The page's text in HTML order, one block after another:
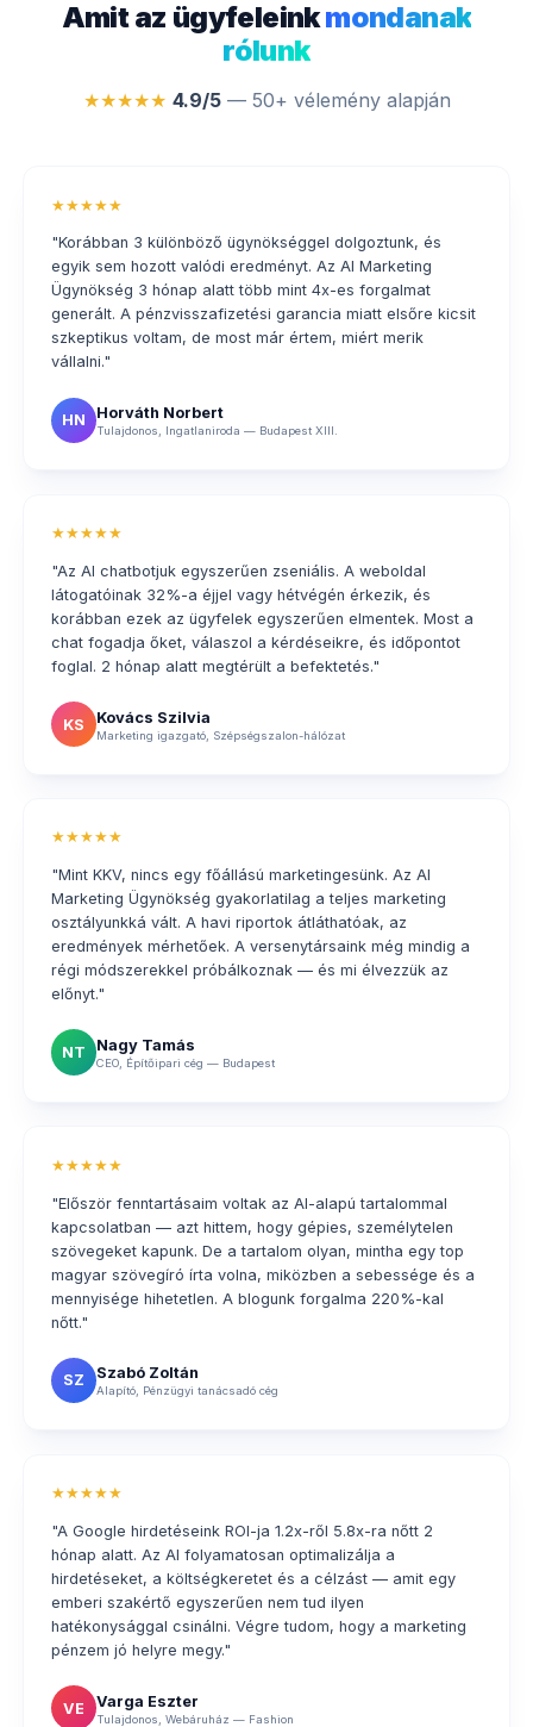
Amit az ügyfeleinkmondanak
rólunk
★★★★★ 4.9/5 — 50+ vélemény alapján
★★★★★
"Korábban 3 különböző ügynökséggel dolgoztunk, és
egyik sem hozott valódi eredményt. Az AI Marketing
Ügynökség 3 hónap alatt több mint 4x-es forgalmat
generált. A pénzvisszafizetési garancia miatt elsőre kicsit
szkeptikus voltam, de most már értem, miért merik
vállalni."
HN Horváth Norbert
Tulajdonos, Ingatlaniroda — Budapest XIII.
★★★★★
"Az AI chatbotjuk egyszerűen zseniális. A weboldal
látogatóinak 32%-a éjjel vagy hétvégén érkezik, és
korábban ezek az ügyfelek egyszerűen elmentek. Most a
chat fogadja őket, válaszol a kérdéseikre, és időpontot
foglal. 2 hónap alatt megtérült a befektetés."
KS Kovács Szilvia
Marketing igazgató, Szépségszalon-hálózat
★★★★★
"Mint KKV, nincs egy főállású marketingesünk. Az AI
Marketing Ügynökség gyakorlatilag a teljes marketing
osztályunkká vált. A havi riportok átláthatóak, az
eredmények mérhetőek. A versenytársaink még mindig a
régi módszerekkel próbálkoznak — és mi élvezzük az
előnyt."
NT Nagy Tamás
CEO, Építőipari cég — Budapest
★★★★★
"Először fenntartásaim voltak az AI-alapú tartalommal
kapcsolatban — azt hittem, hogy gépies, személytelen
szövegeket kapunk. De a tartalom olyan, mintha egy top
magyar szövegíró írta volna, miközben a sebessége és a
mennyisége hihetetlen. A blogunk forgalma 220%-kal
nőtt."
SZ Szabó Zoltán
Alapító, Pénzügyi tanácsadó cég
★★★★★
"A Google hirdetéseink ROI-ja 1.2x-ről 5.8x-ra nőtt 2
hónap alatt. Az AI folyamatosan optimalizálja a
hirdetéseket, a költségkeretet és a célzást — amit egy
emberi szakértő egyszerűen nem tud ilyen
hatékonysággal csinálni. Végre tudom, hogy a marketing
pénzem jó helyre megy."
VE Varga Eszter
Tulajdonos, Webáruház — Fashion